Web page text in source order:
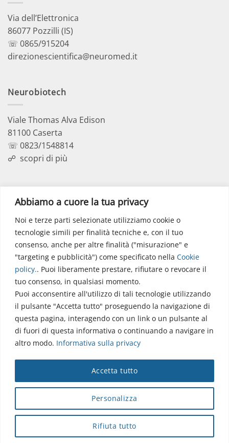
Abbiamo a cuore la tua privacy
Noi e terze parti selezionate utilizziamo cookie o
tecnologie simili per finalità tecniche e, con il tuo
consenso, anche per altre finalità ("misurazione" e
"targeting e pubblicità") come specificato nella Cookie
policy.. Puoi liberamente prestare, rifiutare o revocare il
tuo consenso, in qualsiasi momento.
Puoi acconsentire all'utilizzo di tali tecnologie utilizzando
il pulsante "Accetta tutto" proseguendo la navigazione di
questa pagina, interagendo con un link o un pulsante al
di fuori di questa informativa o continuando a navigare in
altro modo. Informativa sulla privacy
Personalizza
Rifiuta tutto
Accetta tutto
Via dell’Elettronica
86077 Pozzilli (IS)
☏ 0865/915204
direzionescientifica@neuromed.it
Neurobiotech
Viale Thomas Alva Edison
81100 Caserta
☏ 0823/1548814
☍ scopri di più
Via dell’Elettronica
86077 Pozzilli (IS)
☏ 0865/915407
segreteriapolodidattico@neuromed.it
Copyright © 2026 Istituto Neurologico Mediterraneo
Neuromed S.p.A.
Webmail |Privacy Policy|Privacy|Disclaimer|Accessibilità
Contatti|Credits
Cap. Soc. € 4.040.000 i.v. - Numero REA IS - 18112 - P.IVA/Cod.
Fiscale 00068310945 - neuromed@pec.it